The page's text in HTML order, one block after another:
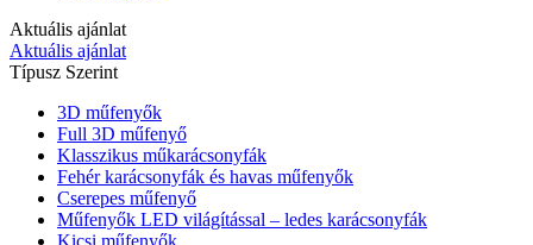
Aktuális ajánlat
Aktuális ajánlat
Típusz Szerint
3D műfenyők
Full 3D műfenyő
Klasszikus műkarácsonyfák
Fehér karácsonyfák és havas műfenyők
Cserepes műfenyő
Műfenyők LED világítással – ledes karácsonyfák
Kicsi műfenyők